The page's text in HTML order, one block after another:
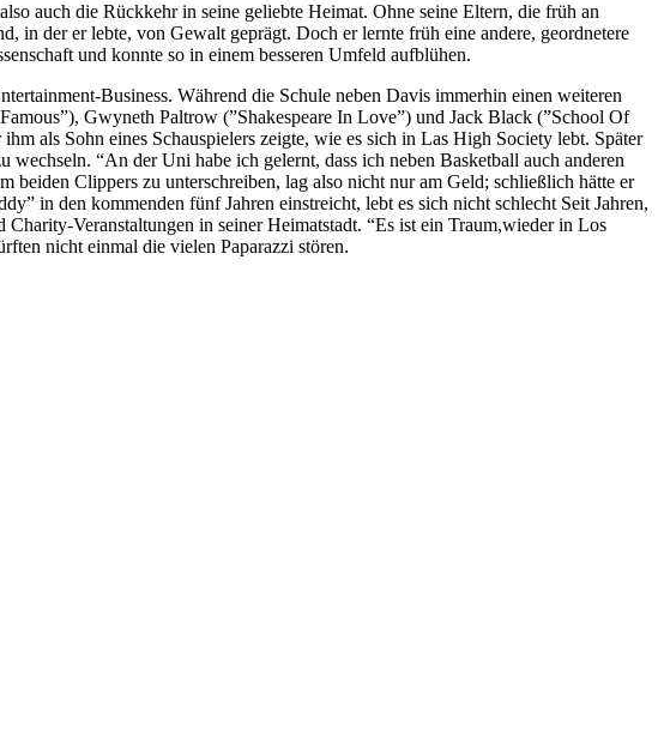
auch die Rückkehr in seine geliebte Heimat. Ohne seine Eltern, die früh an
in der er lebte, von Gewalt geprägt. Doch er lernte früh eine andere, geordnetere
und konnte so in einem besseren Umfeld aufblühen.
Business. Während die Schule neben Davis immerhin einen weiteren
Gwyneth Paltrow (”Shakespeare In Love”) und Jack Black (”School Of
als Sohn eines Schauspielers zeigte, wie es sich in Las High Society lebt. Später
“An der Uni habe ich gelernt, dass ich neben Basketball auch anderen
beiden Clippers zu unterschreiben, lag also nicht nur am Geld; schließlich hätte er
in den kommenden fünf Jahren einstreicht, lebt es sich nicht schlecht Seit Jahren,
Veranstaltungen in seiner Heimatstadt. “Es ist ein Traum,wieder in Los
nicht einmal die vielen Paparazzi stören.